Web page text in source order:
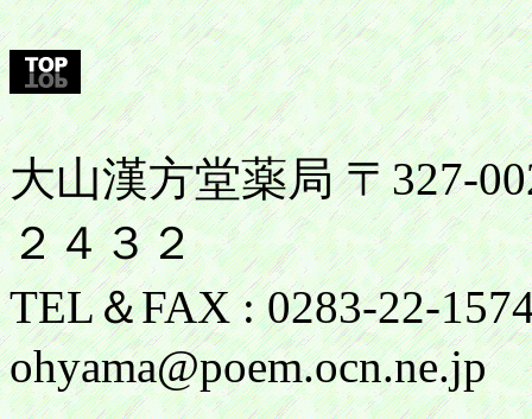
大山漢方堂薬局 〒327-
２４３２
TEL＆FAX : 0283-22-
ohyama@poem.ocn.ne.jp